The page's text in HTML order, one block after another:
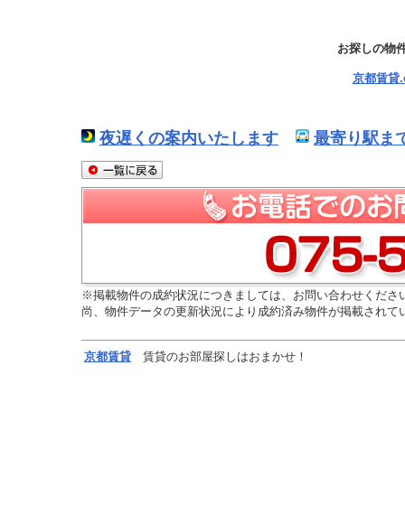
お探しの物
京都賃貸
夜遅くの案内いたします 最寄り駅ま
※掲載物件の成約状況につきましては、お問い合わせくださ
尚、物件データの更新状況により成約済み物件が掲載され
京都賃貸 賃貸のお部屋探しはおまかせ！